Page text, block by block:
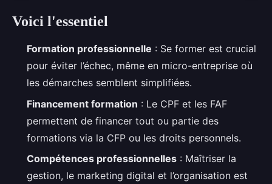
Voici l'essentiel
Formation professionnelle : Se former est crucial
pour éviter l’échec, même en micro-entreprise où
les démarches semblent simplifiées.
Financement formation : Le CPF et les FAF
permettent de financer tout ou partie des
formations via la CFP ou les droits personnels.
Compétences professionnelles : Maîtriser la
gestion, le marketing digital et l’organisation est